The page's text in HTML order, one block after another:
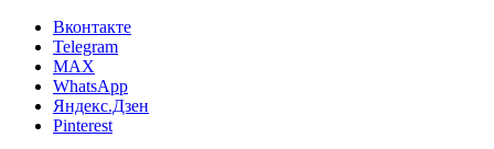
Вконтакте
Telegram
MAX
WhatsApp
Яндекс.Дзен
Pinterest